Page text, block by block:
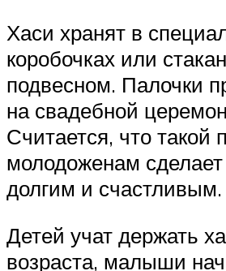
Хаси хранят в
коробочках или
подвесном. Палочки
на свадебной
Считается, что такой
молодоженам
долгим и счастливым.
Детей учат держать
возраста, малыши